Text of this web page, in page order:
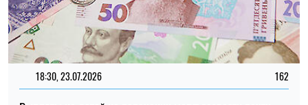
18:30, 23.07.2026 162